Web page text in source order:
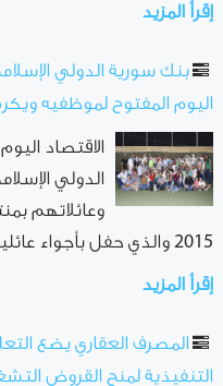
إقرأ المزيد
بنك سورية الدولي
اليوم المفتوح لموظفيه
الاقتصاد
الدولي
2015 والذي حفل بأجواء عائلية مميزة، واستمتع الجميع ...
إقرأ المزيد
المصرف العقاري يضع
التنفيذية لمنح القروض